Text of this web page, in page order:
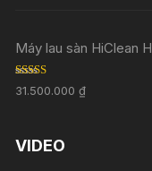
Máy lau sàn HiClean
Rated5.00
out of 5
31.500.000₫
VIDEO